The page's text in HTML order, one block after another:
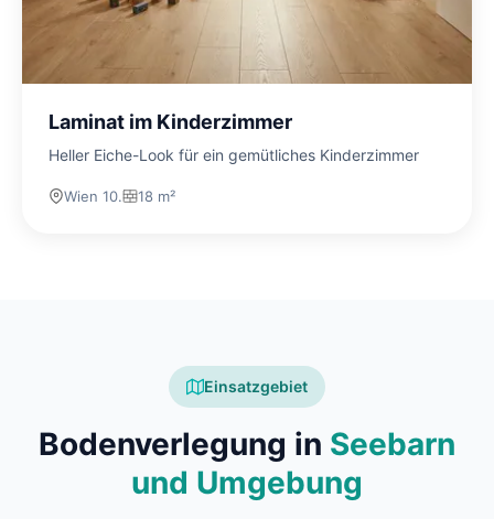
Laminat im Kinderzimmer
Heller Eiche-Look für ein gemütliches Kinderzimmer
Wien 10. 18 m²
Einsatzgebiet
Bodenverlegung in Seebarn
und Umgebung